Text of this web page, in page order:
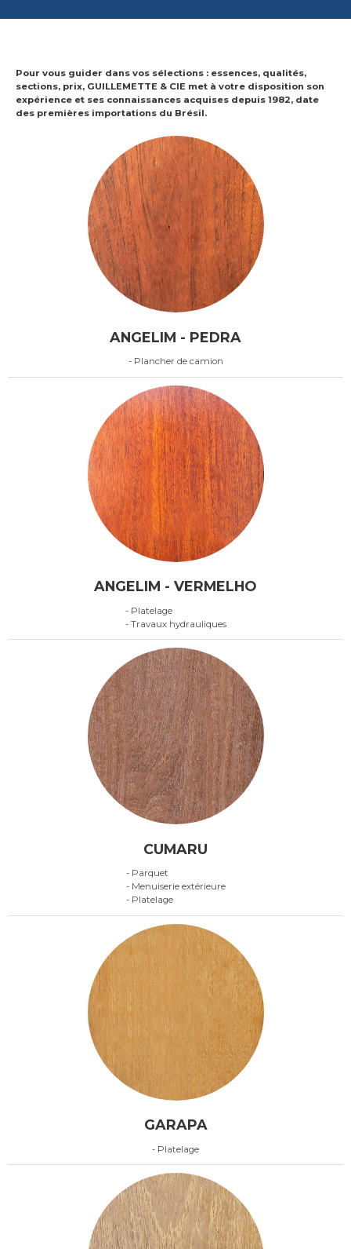
Pour vous guider dans vos sélections : essences, qualités,
sections, prix, GUILLEMETTE & CIE met à votre disposition son
expérience et ses connaissances acquises depuis 1982, date
des premières importations du Brésil.
ANGELIM - PEDRA
- Plancher de camion
ANGELIM - VERMELHO
- Platelage
- Travaux hydrauliques
CUMARU
- Parquet
- Menuiserie extérieure
- Platelage
GARAPA
- Platelage